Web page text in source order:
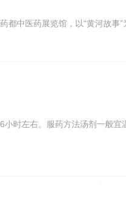
中医药展览馆，以“黄河故事
时左右。服药方法汤剂一般